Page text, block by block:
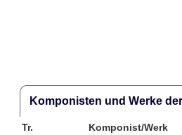
Komponisten und Werke
Tr. Komponist/Werk